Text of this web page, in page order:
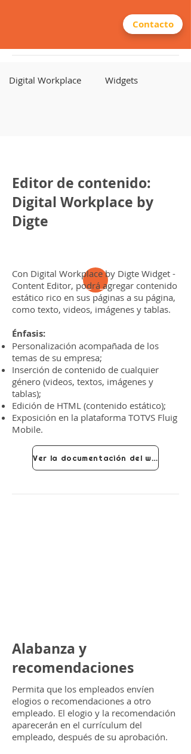
Contacto
Digital Workplace Widgets
Editor de contenido:
Digital Workplace by
Digte
hogar
Con Digital Workplace by Digte Widget -
Content Editor, podrá agregar contenido
estático rico en sus páginas a su página,
como texto, videos, imágenes y tablas.
Énfasis:
Personalización acompañada de los
temas de su empresa;
Inserción de contenido de cualquier
género (videos, textos, imágenes y
tablas);
Edición de HTML (contenido estático);
Exposición en la plataforma TOTVS Fluig
Mobile.
Ver la documentación del widget
Permita que los empleados envíen
elogios o recomendaciones a otro
empleado. El elogio y la recomendación
aparecerán en el currículum del
empleado, después de su aprobación.
Alabanza y
recomendaciones